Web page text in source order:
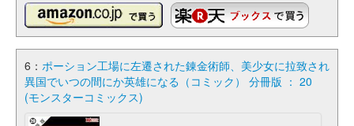
6： ポーション工場に左遷された錬金術師、美少女に拉致され
異国でいつの間にか英雄になる（コミック） 分冊版 ： 20
(モンスターコミックス)